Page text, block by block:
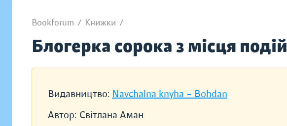
Bookforum / Книжки /
Блогерка сорока з місця подій
Видавництво: Navchalna knyha – Bohdan
Автор: Світлана Аман